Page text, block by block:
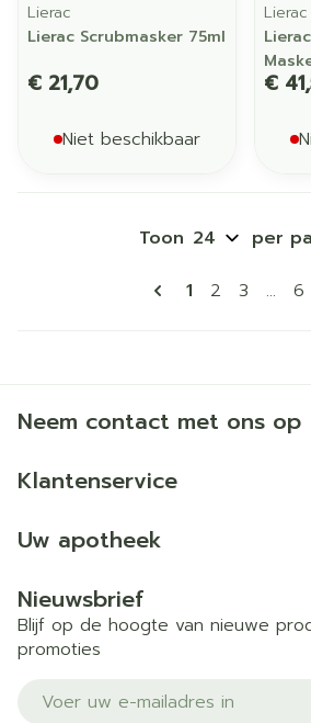
Lierac
Lierac Scrubmasker 75ml
€ 21,70
Niet beschikbaar
Lierac
€
Pagina's
U lees
1 Pagina
2 Pagina
3 ... 6
Toon per
Neem contact met ons op
Klantenservice
Uw apotheek
Nieuwsbrief
Blijf op de hoogte van nieuwe
promoties
E-mail adres